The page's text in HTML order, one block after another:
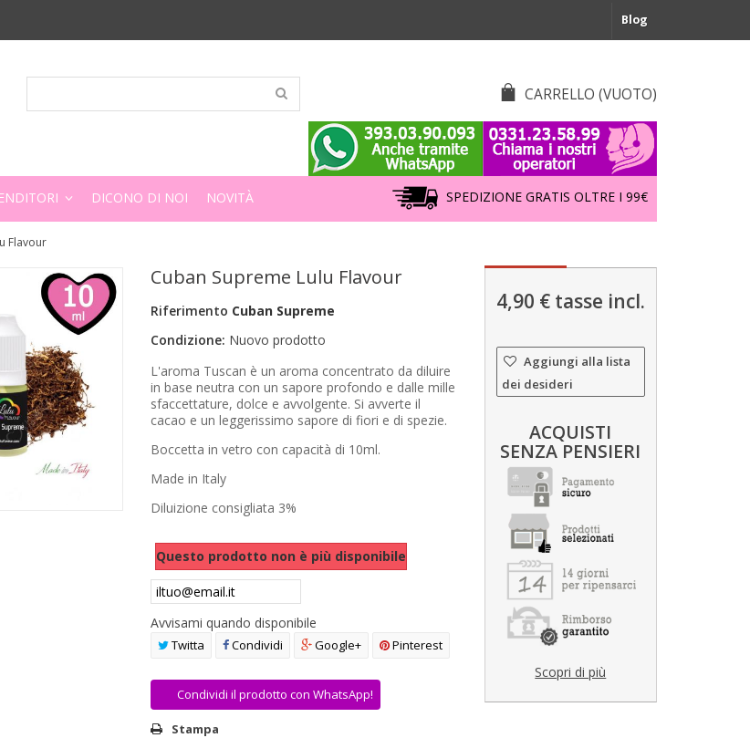
Blog
CARRELLO (VUOTO)
DICONO DI NOI NOVITÀ SPEDIZIONE GRATIS OLTRE I 99€
Flavour
Cuban Supreme Lulu Flavour
Riferimento Cuban Supreme
Condizione: Nuovo prodotto
L'aroma Tuscan è un aroma concentrato da diluire
in base neutra con un sapore profondo e dalle mille
sfaccettature, dolce e avvolgente. Si avverte il
cacao e un leggerissimo sapore di fiori e di spezie.
Boccetta in vetro con capacità di 10ml.
Made in Italy
Diluizione consigliata 3%
Questo prodotto non è più disponibile
Avvisami quando disponibile
Twitta Condividi Google+ Pinterest
Condividi il prodotto con WhatsApp!
Stampa
4,90 €tasse incl.
Aggiungi alla lista
dei desideri
ACQUISTI
SENZA PENSIERI
Scopri di più